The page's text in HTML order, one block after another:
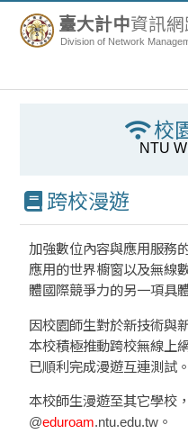
臺大計中資訊網
Division of Network
校
NTU
跨校漫遊
加強數位內容與應用服務
應用的世界櫥窗以及無線
體國際競爭力的另一項具
因校園師生對於新技術與
本校積極推動跨校無線上
已順利完成漫遊互連測試。
本校師生漫遊至其它學校
@eduroam.ntu.edu.tw。